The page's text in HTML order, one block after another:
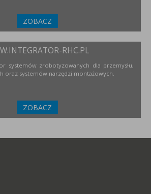
ZOBACZ
RHC.PL
systemów zrobotyzowanych dla przemysłu,
oraz systemów narzędzi montażowych.
ZOBACZ